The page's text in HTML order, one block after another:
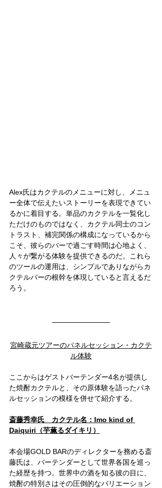
Alex氏はカクテルのメニューに対し、メニュ
ー全体で伝えたいストーリーを表現できてい
るかに着目する。単品のカクテルを一覧化し
ただけのものではなく、カクテル同士のコン
トラスト、補完関係の構成になっているから
こそ、彼らのバーで過ごす時間は心地よく、
人々が繋がる体験を提供できるのだ。これら
のツールの運用は、シンプルでありながらカ
クテルバーの根幹を体現していると言えるだ
ろう。
宮崎蔵元ツアーのパネルセッション・カクテ
ル体験
ここからはゲストバーテンダー4名が提供し
た焼酎カクテルと、その原体験を語ったパネ
ルセッションの模様を併せて紹介する。
斎藤秀幸氏　カクテル名：Imo kind of
Daiquiri（芋薫るダイキリ）
本会場GOLD BARのディレクターを務める斎
藤氏は、バーテンダーとして世界各国を巡っ
た経歴を持つ。世界中の酒を知る彼の目に、
焼酎の特別さはその圧倒的なバリエーション